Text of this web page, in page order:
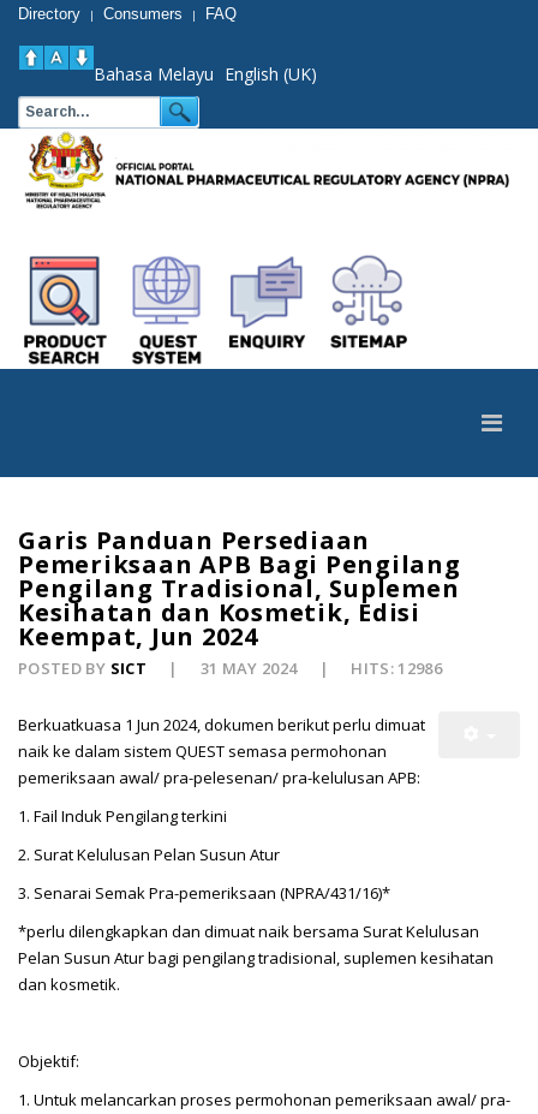
Directory | Consumers | FAQ
Bahasa Melayu English (UK)
Garis Panduan Persediaan
Pemeriksaan APB Bagi Pengilang
Pengilang Tradisional, Suplemen
Kesihatan dan Kosmetik, Edisi
Keempat, Jun 2024
POSTED BY SICT 31 MAY 2024 HITS: 12986
Berkuatkuasa 1 Jun 2024, dokumen berikut perlu dimuat
naik ke dalam sistem QUEST semasa permohonan
pemeriksaan awal/ pra-pelesenan/ pra-kelulusan APB:
1. Fail Induk Pengilang terkini
2. Surat Kelulusan Pelan Susun Atur
3. Senarai Semak Pra-pemeriksaan (NPRA/431/16)*
*perlu dilengkapkan dan dimuat naik bersama Surat Kelulusan
Pelan Susun Atur bagi pengilang tradisional, suplemen kesihatan
dan kosmetik.
Objektif:
1. Untuk melancarkan proses permohonan pemeriksaan awal/ pra-